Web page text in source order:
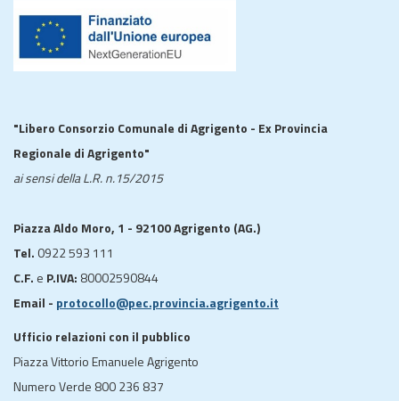
"Libero Consorzio Comunale di Agrigento - Ex Provincia
Regionale di Agrigento"
ai sensi della L.R. n.15/2015
Piazza Aldo Moro, 1 - 92100 Agrigento (AG.)
Tel. 0922 593 111
C.F. e P.IVA: 80002590844
Email - protocollo@pec.provincia.agrigento.it
Ufficio relazioni con il pubblico
Piazza Vittorio Emanuele Agrigento
Numero Verde 800 236 837